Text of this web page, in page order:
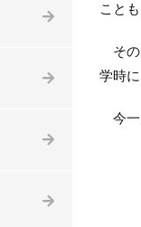
こと
その
学時
今一